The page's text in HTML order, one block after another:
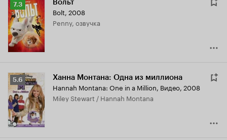
Рейтинг
Кинопоиска
7.3
7.3 Вольт
Bolt, 2008
Penny, озвучка
Рейтинг
Кинопоиска
5.6
5.6 Ханна Монтана: Одна из миллиона
Hannah Montana: One in a Million, Видео, 2008
Miley Stewart / Hannah Montana